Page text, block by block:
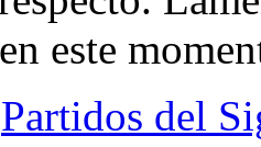
este
Partidos del